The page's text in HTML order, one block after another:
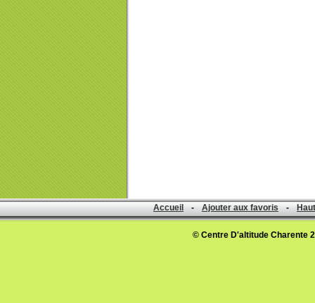
Accueil - Ajouter aux favoris -
© Centre D'altitude Charente